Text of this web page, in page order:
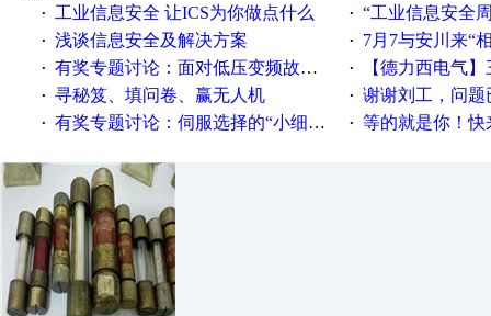
·
工业信息安全 让ICS为你做点什么 · “工业信息安全周之我见”
· 浅谈信息安全及解决方案 · 7月7与安川来“
· 有奖专题讨论：面对低压变频故障，老手是这样解决的！ · 【德力西电气】三
· 寻秘笈、填问卷、赢无人机 · 谢谢刘工，问题
· 有奖专题讨论：伺服选择的“小细节大学问”奖励公告 · 等的就是你！快来